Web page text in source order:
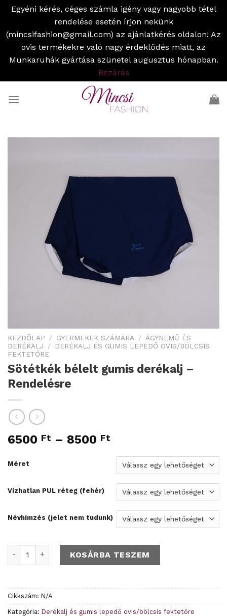
Egyéni kérés, céges számla igény vagy nagyobb tétel
rendelése esetén írjon nekünk
(mincsifashion@gmail.com) az ajánlatkérés oldalon! Az
ovis termékekre való nagy érdeklődés miatt, az
Munkaruhák gyártása szünetel augusztus hónapban.
Bezárás
KEZDŐLAP / GYERMEKEK SZÁMÁRA / ÁGYNEMŰ ÉS
DERÉKALJ
/
DERÉKALJ ÉS GUMIS LEPEDŐ OVIS/BÖLCSIS
FEKTETŐRE
Sötétkék bélelt gumis derékalj –
Rendelésre
6500 Ft – 8500 Ft
Méret
Vízhatlan PUL réteg (fehér)
Névhímzés (jelet nem tudunk)
Sötétkék bélelt gumis derékalj - Rendelésre mennyiség
KOSÁRBA TESZEM
Cikkszám: N/A
Kategória: Derékalj és gumis lepedő ovis/bölcsis fektetőre